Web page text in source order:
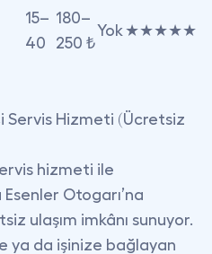
15–
40
180–
250 ₺
Yok★★★★★
Servis Hizmeti (Ücretsiz
hizmeti ile
Otogarı’na
ulaşım imkânı sunuyor.
ya da işinize bağlayan